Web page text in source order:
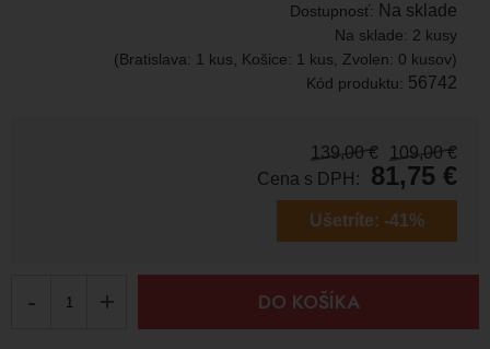
Dostupnosť: Na sklade
Na sklade: 2 kusy
(Bratislava: 1 kus, Košice: 1 kus, Zvolen: 0 kusov)
Kód produktu: 56742
139,00 € 109,00 €
Cena s DPH:
81,75 €
Ušetríte: -41%
- + DO KOŠÍKA